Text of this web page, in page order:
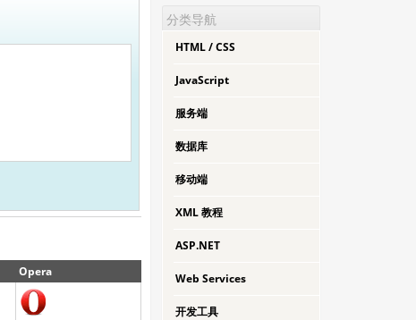
Opera
分类导航
HTML / CSS
JavaScript
服务端
数据库
移动端
XML 教程
ASP.NET
Web Services
开发工具